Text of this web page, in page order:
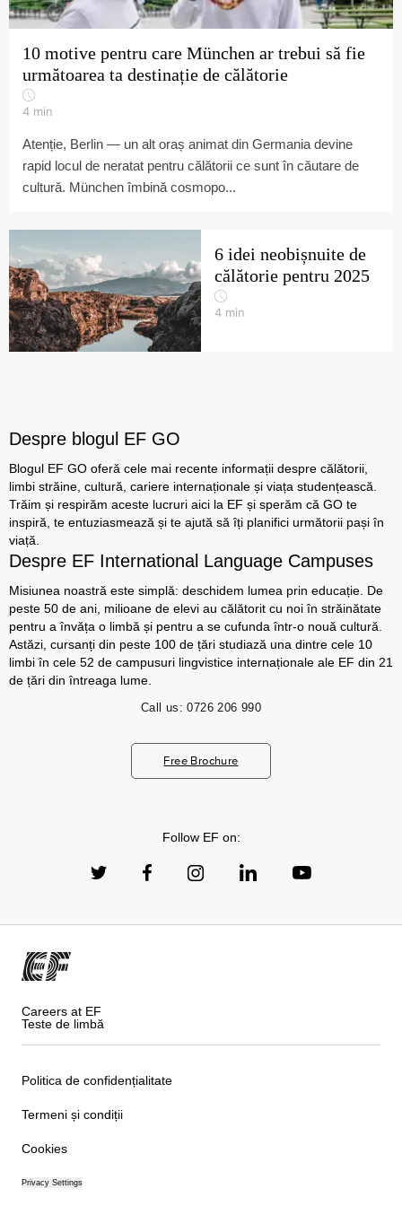
10 motive pentru care München ar trebui să fie
următoarea ta destinație de călătorie
4 min
Atenție, Berlin — un alt oraș animat din Germania devine
rapid locul de neratat pentru călătorii ce sunt în căutare de
cultură. München îmbină cosmopo...
6 idei neobișnuite de
călătorie pentru 2025
4 min
Despre blogul EF GO
Blogul EF GO oferă cele mai recente informații despre călătorii,
limbi străine, cultură, cariere internaționale și viața studențească.
Trăim și respirăm aceste lucruri aici la EF și sperăm că GO te
inspiră, te entuziasmează și te ajută să îți planifici următorii pași în
viață.
Despre EF International Language Campuses
Misiunea noastră este simplă: deschidem lumea prin educație. De
peste 50 de ani, milioane de elevi au călătorit cu noi în străinătate
pentru a învăța o limbă și pentru a se cufunda într-o nouă cultură.
Astăzi, cursanți din peste 100 de țări studiază una dintre cele 10
limbi în cele 52 de campusuri lingvistice internaționale ale EF din 21
de țări din întreaga lume.
Call us: 0726 206 990
Free Brochure
Follow EF on:
Careers at EF
Teste de limbă
Politica de confidențialitate
Termeni și condiții
Cookies
Privacy Settings